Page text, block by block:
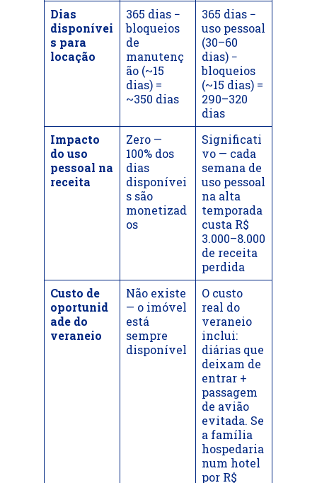
Dias
disponívei
s para
locação
365 dias −
bloqueios
de
manutenç
ão (~15
dias) =
~350 dias
365 dias −
uso pessoal
(30–60
dias) −
bloqueios
(~15 dias) =
290–320
dias
Impacto
do uso
pessoal na
receita
Zero —
100% dos
dias
disponívei
s são
monetizad
os
Significati
vo — cada
semana de
uso pessoal
na alta
temporada
custa R$
3.000–8.000
de receita
perdida
Custo de
oportunid
ade do
veraneio
Não existe
— o imóvel
está
sempre
disponível
O custo
real do
veraneio
inclui:
diárias que
deixam de
entrar +
passagem
de avião
evitada. Se
a família
hospedaria
num hotel
por R$